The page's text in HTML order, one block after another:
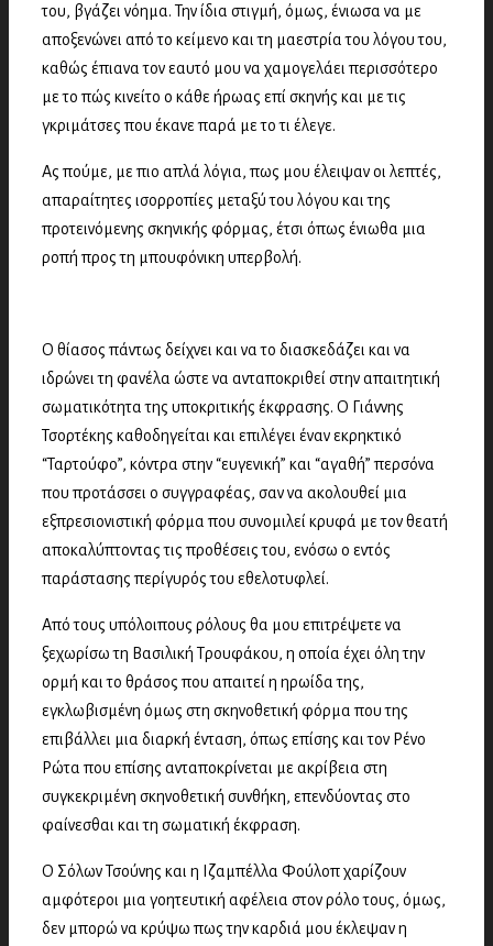
του, βγάζει νόημα. Την ίδια στιγμή, όμως, ένιωσα να με
αποξενώνει από το κείμενο και τη μαεστρία του λόγου του,
καθώς έπιανα τον εαυτό μου να χαμογελάει περισσότερο
με το πώς κινείτο ο κάθε ήρωας επί σκηνής και με τις
γκριμάτσες που έκανε παρά με το τι έλεγε.
Ας πούμε, με πιο απλά λόγια, πως μου έλειψαν οι λεπτές,
απαραίτητες ισορροπίες μεταξύ του λόγου και της
προτεινόμενης σκηνικής φόρμας, έτσι όπως ένιωθα μια
ροπή προς τη μπουφόνικη υπερβολή.
Ο θίασος πάντως δείχνει και να το διασκεδάζει και να
ιδρώνει τη φανέλα ώστε να ανταποκριθεί στην απαιτητική
σωματικότητα της υποκριτικής έκφρασης. Ο Γιάννης
Τσορτέκης καθοδηγείται και επιλέγει έναν εκρηκτικό
“Ταρτούφο”, κόντρα στην “ευγενική” και “αγαθή” περσόνα
που προτάσσει ο συγγραφέας, σαν να ακολουθεί μια
εξπρεσιονιστική φόρμα που συνομιλεί κρυφά με τον θεατή
αποκαλύπτοντας τις προθέσεις του, ενόσω ο εντός
παράστασης περίγυρός του εθελοτυφλεί.
Από τους υπόλοιπους ρόλους θα μου επιτρέψετε να
ξεχωρίσω τη Βασιλική Τρουφάκου, η οποία έχει όλη την
ορμή και το θράσος που απαιτεί η ηρωίδα της,
εγκλωβισμένη όμως στη σκηνοθετική φόρμα που της
επιβάλλει μια διαρκή ένταση, όπως επίσης και τον Ρένο
Ρώτα που επίσης ανταποκρίνεται με ακρίβεια στη
συγκεκριμένη σκηνοθετική συνθήκη, επενδύοντας στο
φαίνεσθαι και τη σωματική έκφραση.
Ο Σόλων Τσούνης και η Ιζαμπέλλα Φούλοπ χαρίζουν
αμφότεροι μια γοητευτική αφέλεια στον ρόλο τους, όμως,
δεν μπορώ να κρύψω πως την καρδιά μου έκλεψαν η